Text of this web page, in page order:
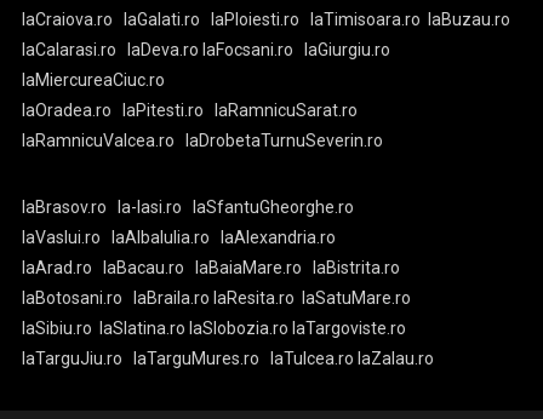
laCraiova.ro
laGalati.ro laPloiesti.ro laTimisoara.ro
laBuzau.ro
laCalarasi.ro
laDeva.ro laFocsani.ro
laGiurgiu.ro
laMiercureaCiuc.ro
laOradea.ro
laPitesti.ro
laRamnicuSarat.ro
laRamnicuValcea.ro
laDrobetaTurnuSeverin.ro
laBrasov.ro la-Iasi.ro
laSfantuGheorghe.ro
laVaslui.ro
laAlbaIulia.ro
laAlexandria.ro
laArad.ro
laBacau.ro laBaiaMare.ro
laBistrita.ro
laBotosani.ro
laBraila.ro laResita.ro
laSatuMare.ro
laSibiu.ro
laSlatina.ro laSlobozia.ro laTargoviste.ro
laTarguJiu.ro
laTarguMures.ro laTulcea.ro laZalau.ro